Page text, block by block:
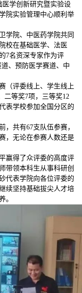
医学创新研究暨实验设
院实验管理中心顺利举
学院、中医药学院共同
校在基础医学、法医
7名资深专家作为评
、预防医学赛道、中
（评委线上、学生线上
二等奖7项，三等奖12
表学校参加全国分区的
，共有67支队伍参赛，
，无论在参赛人数还是
赢得了众评委的高度评
带领本科生从事科研创
代表学院向各位评委的
续坚持基础拔尖人才培
。